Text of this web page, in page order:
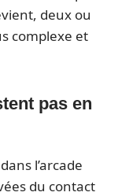
deux ou
complexe et
pas en
l’arcade
du contact